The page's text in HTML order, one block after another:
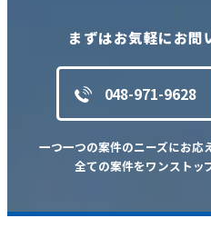
まずはお気軽にお問
048-971-9628
一つ一つの案件のニーズにお応
全ての案件をワンストッ